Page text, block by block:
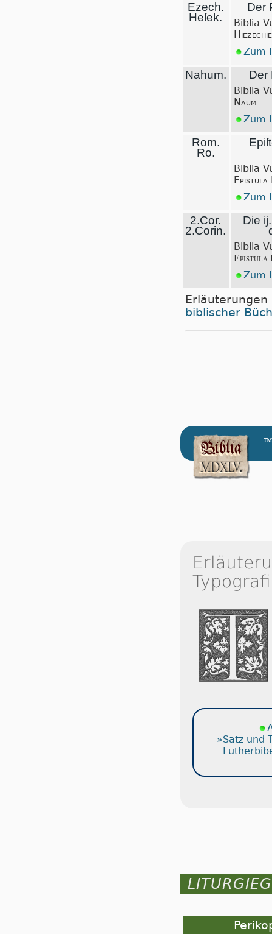
Ezech.
Heſek.
Der
Biblia
Zum
Nahum. Der
Biblia
Naum
Zum
Rom.
Ro.
Biblia
Epistula
Zum
2.Cor.
2.Corin.
Die
Biblia
Epistula
Zum
biblischer
™
»Satz und